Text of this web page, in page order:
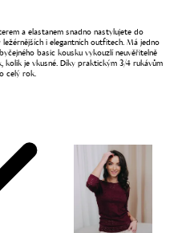
a elastanem snadno nastylujete do
i elegantních outfitech. Má jedno
basic kousku vykouzlí neuvěřitelně
je vkusné. Díky praktickým 3/4 rukávům
celý rok.